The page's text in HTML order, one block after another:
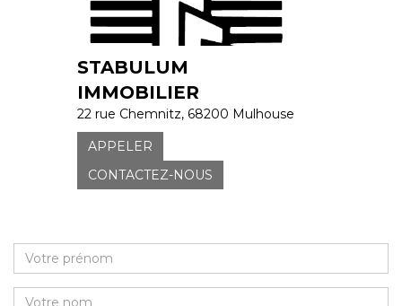
STABULUM
IMMOBILIER
22 rue Chemnitz, 68200 Mulhouse
APPELER
CONTACTEZ-NOUS